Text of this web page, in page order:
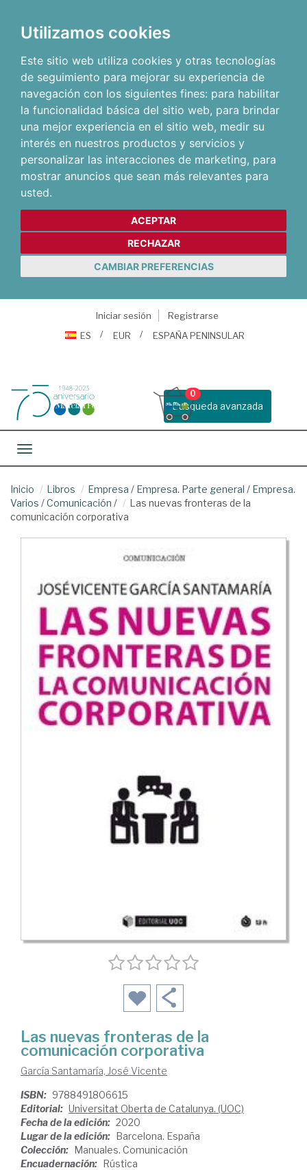
Utilizamos cookies
Este sitio web utiliza cookies y otras tecnologías
de seguimiento para mejorar su experiencia de
navegación con los siguientes fines: para habilitar
la funcionalidad básica del sitio web, para brindar
una mejor experiencia en el sitio web, medir su
interés en nuestros productos y servicios y
personalizar las interacciones de marketing, para
mostrar anuncios que sean más relevantes para
usted.
ACEPTAR
RECHAZAR
CAMBIAR PREFERENCIAS
Iniciar sesión
Registrarse
ES
EUR ESPAÑA PENINSULAR
Busqueda avanzada
0
Toggle navigation
Inicio Libros Empresa / Empresa. Parte general / Empresa.
Varios /Comunicación /
Las nuevas fronteras de la
comunicación corporativa
Las nuevas fronteras de la
comunicación corporativa
García Santamaría, José Vicente
ISBN: 9788491806615
Editorial: Universitat Oberta de Catalunya. (UOC)
Fecha de la edición: 2020
Lugar de la edición: Barcelona. España
Colección: Manuales. Comunicación
Encuadernación: Rústica